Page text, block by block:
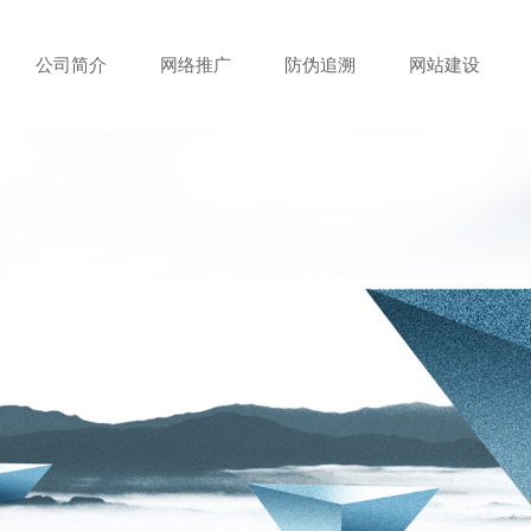
公司简介 网络推广 防伪追溯 网站建设